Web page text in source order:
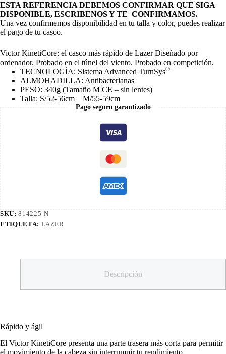
ESTA REFERENCIA DEBEMOS CONFIRMAR QUE SIGA
DISPONIBLE, ESCRIBENOS Y TE CONFIRMAMOS.
Una vez confirmemos disponibilidad en tu talla y color, puedes realizar
el pago de tu casco.
Victor KinetiCore: el casco más rápido de Lazer Diseñado por
ordenador. Probado en el túnel del viento. Probado en competición.
TECNOLOGÍA: Sistema Advanced TurnSys®
ALMOHADILLA: Antibacterianas
PESO: 340g (Tamaño M CE – sin lentes)
Talla: S/52-56cm M/55-59cm
Pago seguro garantizado
SKU:814225-N
ETIQUETA: LAZER
Descripción
Rápido y ágil
El Victor KinetiCore presenta una parte trasera más corta para permitir
el movimiento de la cabeza sin interrumpir tu rendimiento